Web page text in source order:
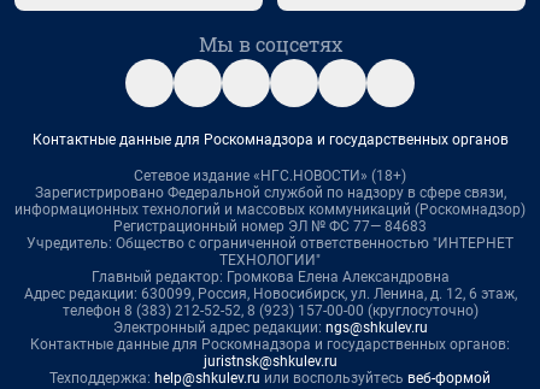
Мы в соцсетях
Контактные данные для Роскомнадзора и государственных органов
Сетевое издание «НГС.НОВОСТИ» (18+)
Зарегистрировано Федеральной службой по надзору в сфере связи,
информационных технологий и массовых коммуникаций (Роскомнадзор)
Регистрационный номер ЭЛ № ФС 77— 84683
Учредитель: Общество с ограниченной ответственностью "ИНТЕРНЕТ
ТЕХНОЛОГИИ"
Главный редактор: Громкова Елена Александровна
Адрес редакции: 630099, Россия, Новосибирск, ул. Ленина, д. 12, 6 этаж,
телефон 8 (383) 212-52-52, 8 (923) 157-00-00 (круглосуточно)
Электронный адрес редакции: ngs@shkulev.ru
Контактные данные для Роскомнадзора и государственных органов:
juristnsk@shkulev.ru
Техподдержка: help@shkulev.ru или воспользуйтесь веб-формой